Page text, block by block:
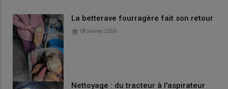
La betterave fourragère fait son retour
08 janvier 2026
Nettoyage : du tracteur à l'aspirateur